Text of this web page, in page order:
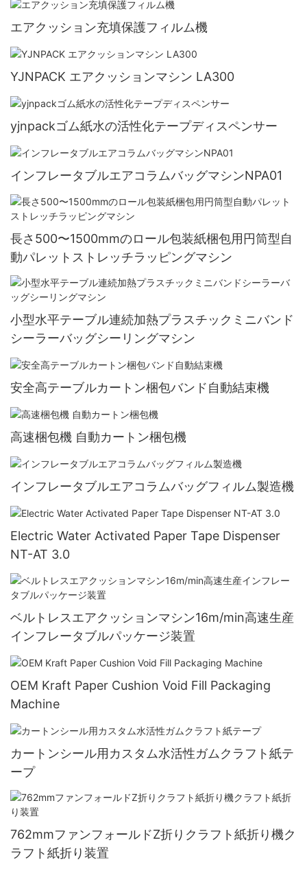
エアクッション充填保護フィルム機
YJNPACK エアクッションマシン LA300
yjnpackゴム紙水の活性化テープディスペンサー
インフレータブルエアコラムバッグマシンNPA01
長さ500〜1500mmのロール包装紙梱包用円筒型自
動パレットストレッチラッピングマシン
小型水平テーブル連続加熱プラスチックミニバンド
シーラーバッグシーリングマシン
安全高テーブルカートン梱包バンド自動結束機
高速梱包機 自動カートン梱包機
インフレータブルエアコラムバッグフィルム製造機
Electric Water Activated Paper Tape Dispenser
NT-AT 3.0
ベルトレスエアクッションマシン16m/min高速生産
インフレータブルパッケージ装置
OEM Kraft Paper Cushion Void Fill Packaging
Machine
カートンシール用カスタム水活性ガムクラフト紙テ
ープ
762mmファンフォールドZ折りクラフト紙折り機ク
ラフト紙折り装置